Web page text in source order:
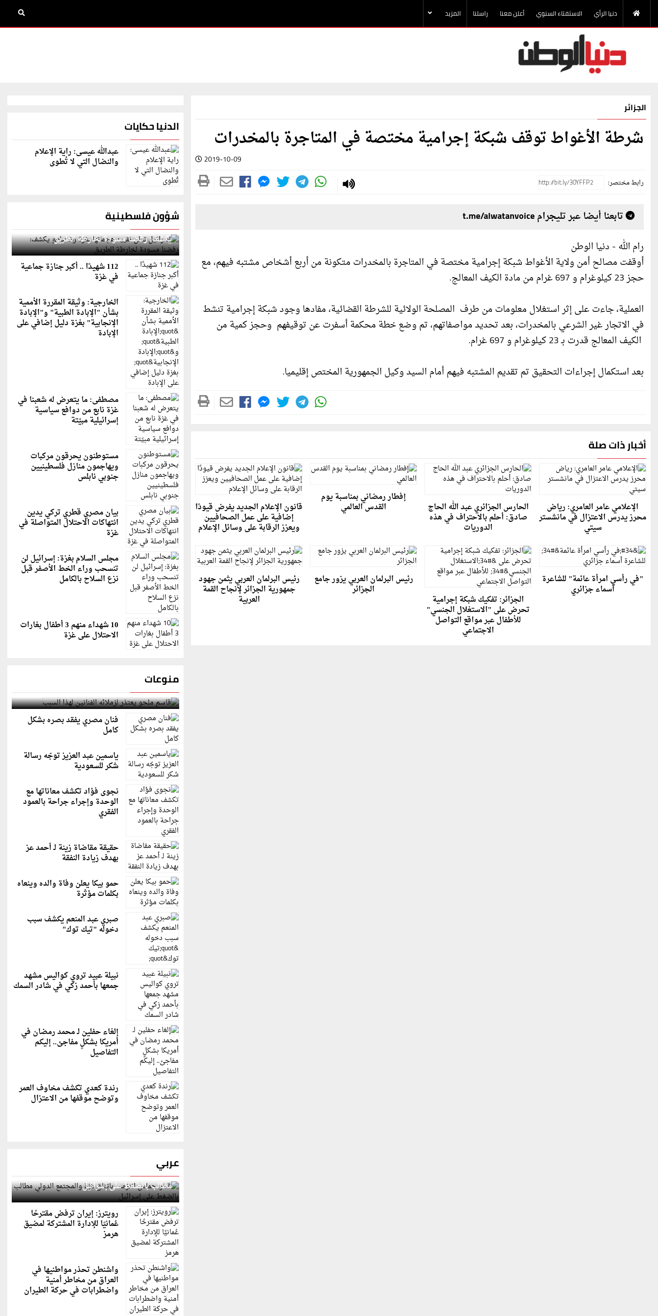
دنيا الرأي الاستفتاء السنوي أعلن معنا راسلنا المزيد
الجزائر
شرطة الأغواط توقف شبكة إجرامية مختصة في المتاجرة بالمخدرات
2019-10-09
رابط مختصر:
تابعنا أيضا عبر تليجرام t.me/alwatanvoice
رام الله - دنيا الوطن
أوقفت مصالح أمن ولاية الأغواط شبكة إجرامية مختصة في المتاجرة بالمخدرات متكونة من أربع أشخاص مشتبه فيهم، مع
حجز 23 كيلوغرام و 697 غرام من مادة الكيف المعالج.
العملية، جاءت على إثر استغلال معلومات من طرف المصلحة الولائية للشرطة القضائية، مفادها وجود شبكة إجرامية تنشط
في الاتجار غير الشرعي بالمخدرات، بعد تحديد مواصفاتهم، تم وضع خطة محكمة أسفرت عن توقيفهم وحجز كمية من
الكيف المعالج قدرت بـ 23 كيلوغرام و 697 غرام.
بعد استكمال إجراءات التحقيق تم تقديم المشتبه فيهم أمام السيد وكيل الجمهورية المختص إقليميا.
أخبار ذات صلة
الإعلامي عامر العامري: رياض
محرز يدرس الاعتزال في مانشستر
سيتي
الحارس الجزائري عبد الله الحاج
صادق: أحلم بالاحتراف في هذه
الدوريات
إفطار رمضاني بمناسبة يوم
القدس العالمي قانون الإعلام الجديد يفرض قيودًا
إضافية على عمل الصحافيين
ويعزز الرقابة على وسائل الإعلام
"في رأسي امرأة عائمة" للشاعرة
أسماء جزائري
الجزائر: تفكيك شبكة إجرامية
تحرض على "الاستغلال الجنسي"
للأطفال عبر مواقع التواصل
الاجتماعي
رئيس البرلمان العربي يزور جامع
الجزائر
رئيس البرلمان العربي يثمن جهود
جمهورية الجزائر لإنجاح القمة
العربية
الدنيا حكايات
عبدالله عيسى: راية الإعلام
والنضال التي لا تُطوى
شؤون فلسطينية
إسرائيل تعلن تقييد هجماتها بغزة ونتنياهو
يكشف: رفضنا مسودة لخارطة الطريق
112 شهيدًا .. أكبر جنازة جماعية
في غزة
الخارجية: وثيقة المقررة الأممية
بشأن "الإبادة الطبية" و"الإبادة
الإنجابية" بغزة دليل إضافي على
الإبادة
مصطفى: ما يتعرض له شعبنا في
غزة نابع من دوافع سياسية
إسرائيلية مبيّتة
مستوطنون يحرقون مركبات
ويهاجمون منازل فلسطينيين
جنوبي نابلس
بيان مصري قطري تركي يدين
انتهاكات الاحتلال المتواصلة في
غزة
مجلس السلام بغزة: إسرائيل لن
تنسحب وراء الخط الأصفر قبل
نزع السلاح بالكامل
10 شهداء منهم 3 أطفال بغارات
الاحتلال على غزة
منوعات
قاسم ملحو يعتذر لزملائه الفنانين لهذا السبب
فنان مصري يفقد بصره بشكل
كامل
ياسمين عبد العزيز توجّه رسالة
شكر للسعودية
نجوى فؤاد تكشف معاناتها مع
الوحدة وإجراء جراحة بالعمود
الفقري
حقيقة مقاضاة زينة لـ أحمد عز
بهدف زيادة النفقة
حمو بيكا يعلن وفاة والده وينعاه
بكلمات مؤثرة
صبري عبد المنعم يكشف سبب
دخوله "تيك توك"
نبيلة عبيد تروي كواليس مشهد
جمعها بأحمد زكي في شادر السمك
إلغاء حفلين لـ محمد رمضان في
أمريكا بشكلٍ مفاجئ.. إليكم
التفاصيل
رندة كعدي تكشف مخاوف العمر
وتوضح موقفها من الاعتزال
عربي
قطر: حماس التزمت باتفاق غزة والمجتمع الدولي
مطالب بالضغط على إسرائيل
رويترز: إيران ترفض مقترحًا
عُمانيًا للإدارة المشتركة لمضيق
هرمز
واشنطن تحذر مواطنيها في
العراق من مخاطر أمنية
واضطرابات في حركة الطيران